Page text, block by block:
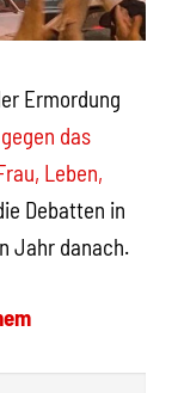
Ermordung
das
Leben,
Debatten in
Jahr danach.